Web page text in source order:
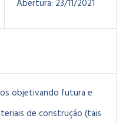
Abertura: 23/11/2021
objetivando futura e
de construção (tais